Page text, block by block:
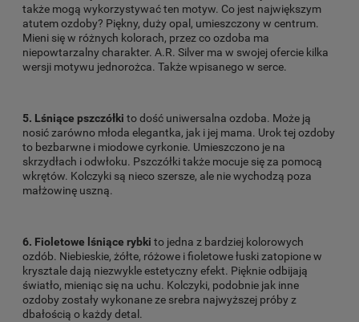
także mogą wykorzystywać ten motyw. Co jest największym
atutem ozdoby? Piękny, duży opal, umieszczony w centrum.
Mieni się w różnych kolorach, przez co ozdoba ma
niepowtarzalny charakter. A.R. Silver ma w swojej ofercie kilka
wersji motywu jednorożca. Także wpisanego w serce.
5. Lśniące pszczółki to dość uniwersalna ozdoba. Może ją
nosić zarówno młoda elegantka, jak i jej mama. Urok tej ozdoby
to bezbarwne i miodowe cyrkonie. Umieszczono je na
skrzydłach i odwłoku. Pszczółki także mocuje się za pomocą
wkrętów. Kolczyki są nieco szersze, ale nie wychodzą poza
małżowinę uszną.
6. Fioletowe lśniące rybki to jedna z bardziej kolorowych
ozdób. Niebieskie, żółte, różowe i fioletowe łuski zatopione w
krysztale dają niezwykle estetyczny efekt. Pięknie odbijają
światło, mieniąc się na uchu. Kolczyki, podobnie jak inne
ozdoby zostały wykonane ze srebra najwyższej próby z
dbałością o każdy detal.